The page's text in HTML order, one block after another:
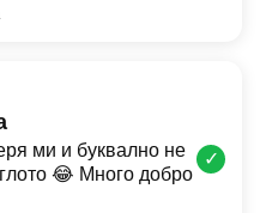
ми и буквално не
😂 Много добро
✓